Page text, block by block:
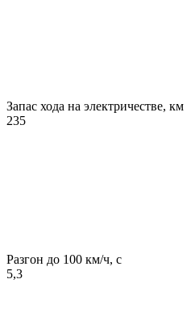
Запас хода на электричестве, км
235
Разгон до 100 км/ч, с
5,3